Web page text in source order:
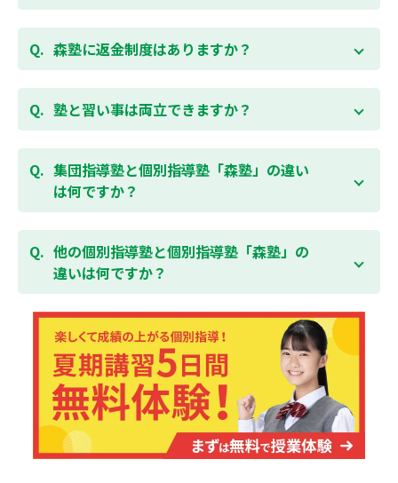
のが楽しくなります。
勉強が楽しくなるとテストの成績が上がり、テストの
様の成績アップを目指しましょう！まずは無料授業体
験を！
無料体験はこちら
各校舎に完備しています。
空いている時間があれば、学校の授業の予習や宿題、
森塾に返金制度はありますか？
森塾では保護者様に「安心して」入塾をご検討いただ
くために、ご入塾後4回授業を受けられるまでに入塾
「全額」を返金させていただく「返金制度」をご用意
しております。
塾と習い事は両立できますか？
森塾は個別指導ですので、時間や曜日を自由に選択す
ることができます。そのため、部活やすでにお通いの
習い事などと無理なく両立することができます。
集団指導塾と個別指導塾「森塾」の違い
は何ですか？
集団指導塾は多人数の生徒に対して授業を行う学校の
授業と似たスタイルでの指導となりますが、個別指導
塾の森塾は一人ひとりの学習スピードに合わせて個別
に指導します。
他の個別指導塾と個別指導塾「森塾」の
違いは何ですか？
個別指導塾の森塾は、「先生1人に生徒2人まで」の個
別指導で、「1科目＋20点の成績保証」が大評判の塾
です。しかも、「保護者様にも安心の授業料」で、多
くの保護者様からご好評いただいております。